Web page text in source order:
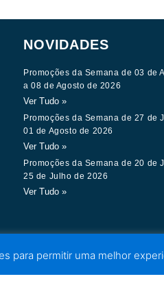
NOVIDADES
Promoções da Semana de 03 de
a 08 de Agosto de 2026
Ver Tudo »
Promoções da Semana de 27 de
01 de Agosto de 2026
Ver Tudo »
Promoções da Semana de 20 de
25 de Julho de 2026
Ver Tudo »
para permitir uma melhor